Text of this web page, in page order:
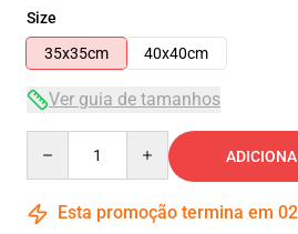
Size
35x35cm
40x40cm
Ver guia de tamanhos
Esta promoção termina em 02